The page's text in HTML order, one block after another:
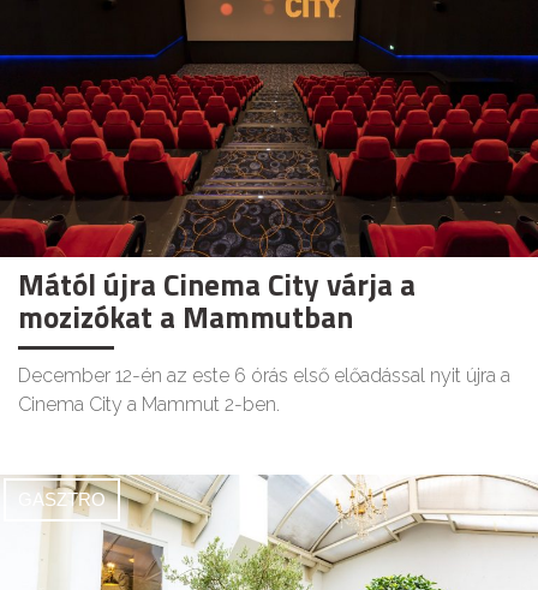
Mától újra Cinema City várja a
mozizókat a Mammutban
December 12-én az este 6 órás első előadással nyit újra a
Cinema City a Mammut 2-ben.
GASZTRO